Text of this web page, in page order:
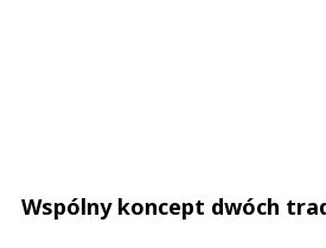
Wspólny koncept dwóch